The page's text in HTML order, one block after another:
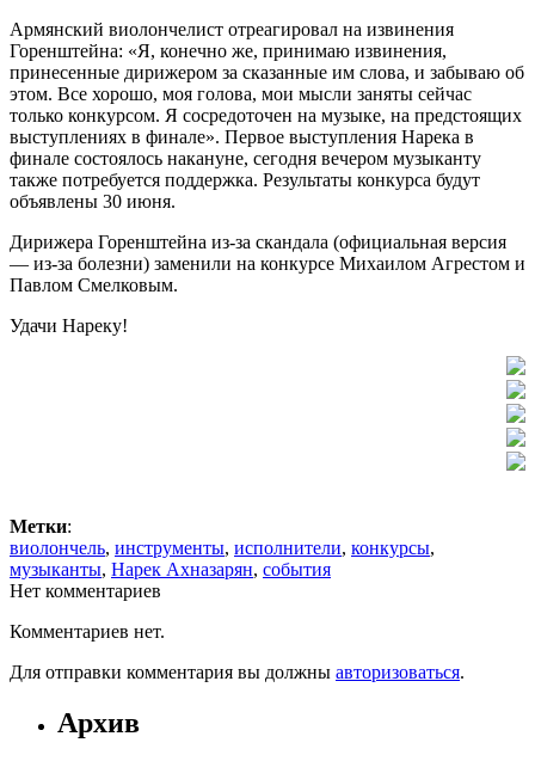
Армянский виолончелист отреагировал на извинения
Горенштейна: «Я, конечно же, принимаю извинения,
принесенные дирижером за сказанные им слова, и забываю об
этом. Все хорошо, моя голова, мои мысли заняты сейчас
только конкурсом. Я сосредоточен на музыке, на предстоящих
выступлениях в финале». Первое выступления Нарека в
финале состоялось накануне, сегодня вечером музыканту
также потребуется поддержка. Результаты конкурса будут
объявлены 30 июня.
Дирижера Горенштейна из-за скандала (официальная версия
— из-за болезни) заменили на конкурсе Михаилом Агрестом и
Павлом Смелковым.
Удачи Нареку!
Метки:
виолончель, инструменты, исполнители, конкурсы,
музыканты, Нарек Ахназарян, события
Нет комментариев
Комментариев нет.
Для отправки комментария вы должны авторизоваться.
Архив